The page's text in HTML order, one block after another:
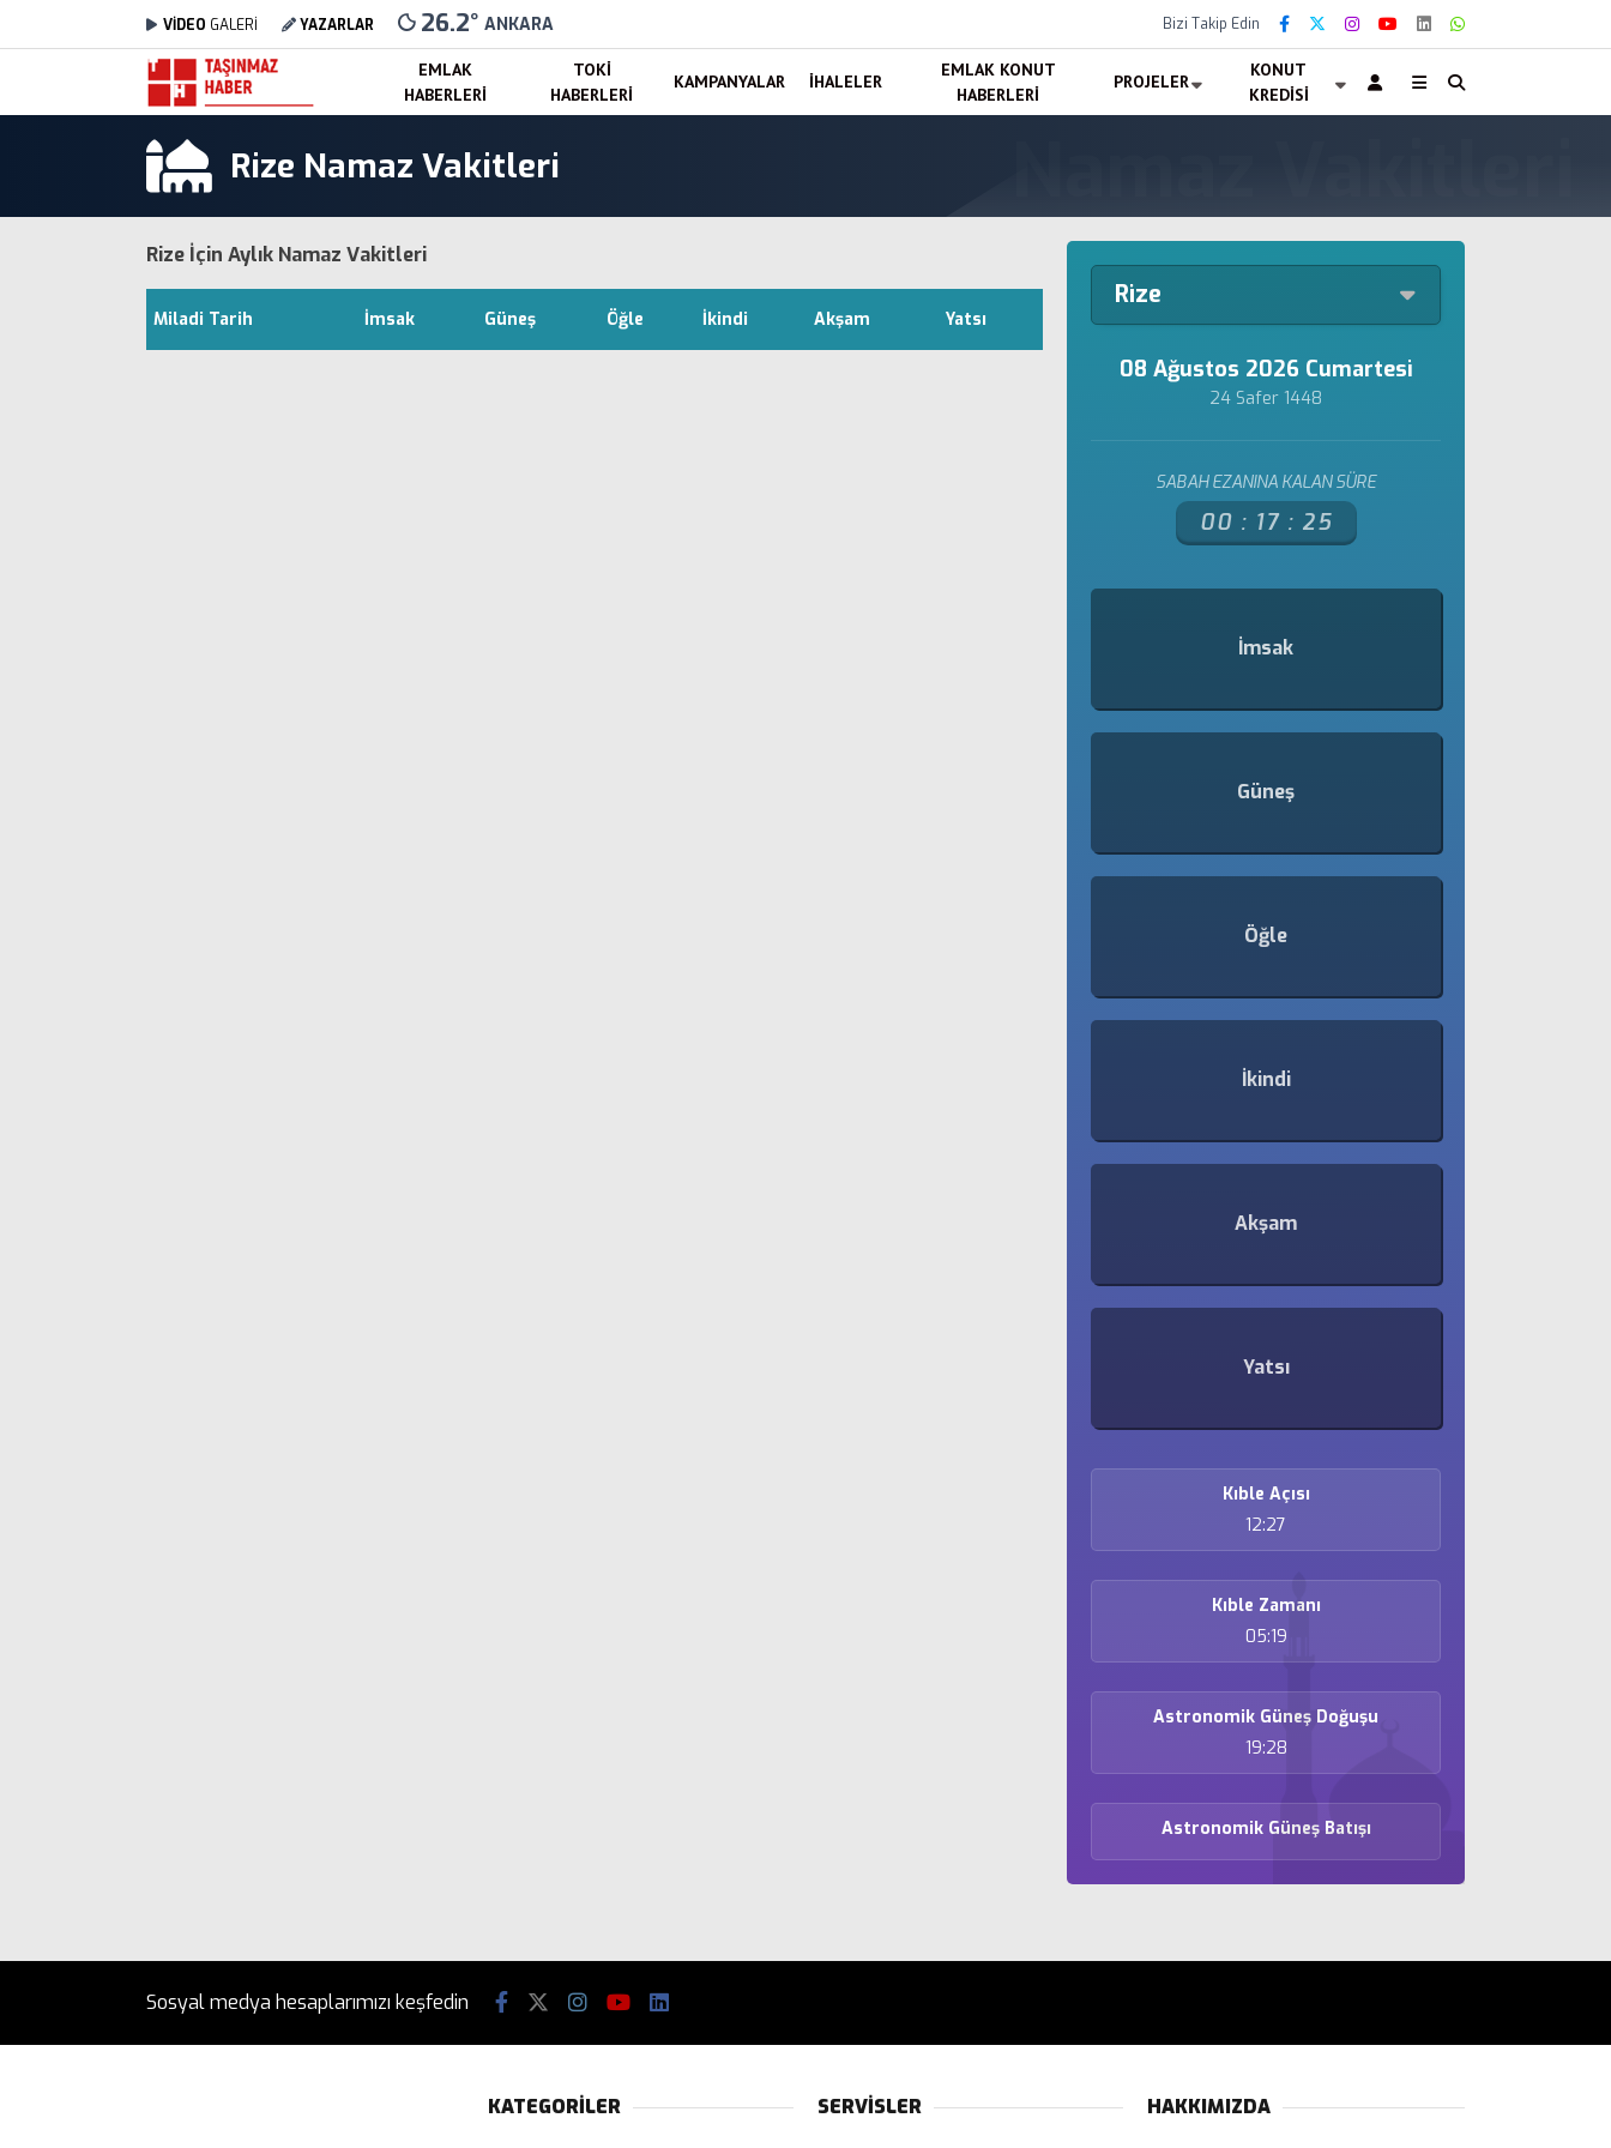
VİDEO GALERİ YAZARLAR 26.2° ANKARA Bizi Takip Edin
EMLAK
HABERLERI
TOKI
HABERLERI
KAMPANYALAR İHALELER
EMLAK KONUT
HABERLERI
PROJELER
KONUT
KREDISI
Rize Namaz Vakitleri
Rize İçin Aylık Namaz Vakitleri
Miladi Tarih İmsak Güneş Öğle İkindi Akşam Yatsı
Rize
08 Ağustos 2026 Cumartesi
24 Safer 1448
SABAH EZANINA KALAN SÜRE
00 : 17 : 25
İmsak
Güneş
Öğle
İkindi
Akşam
Yatsı
Kıble Açısı
12:27
Kıble Zamanı
05:19
Astronomik Güneş Doğuşu
19:28
Astronomik Güneş Batışı
Sosyal medya hesaplarımızı keşfedin
KATEGORİLER SERVİSLER HAKKIMIZDA